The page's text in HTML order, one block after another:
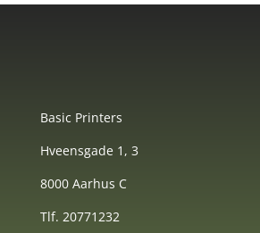
Basic Printers
Hveensgade 1, 3
8000 Aarhus C
Tlf. 20771232